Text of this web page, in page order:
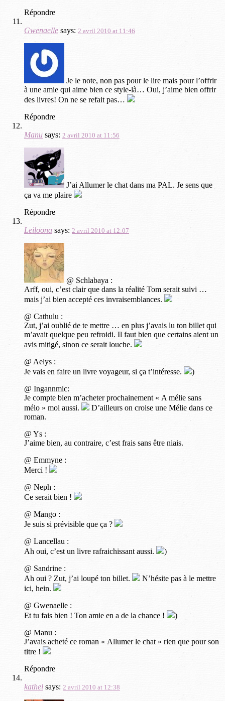
Répondre
Gwenaelle says: 2 avril 2010 at 11:46
Je le note, non pas pour le lire mais pour l’offrir
à une amie qui aime bien ce style-là… Oui, j’aime bien offrir
des livres! On ne se refait pas…
Répondre
Manu says: 2 avril 2010 at 11:56
J’ai Allumer le chat dans ma PAL. Je sens que
ça va me plaire
Répondre
Leiloona says: 2 avril 2010 at 12:07
@ Schlabaya :
Arff, oui, c’est clair que dans la réalité Tom serait suivi …
mais j’ai bien accepté ces invraisemblances.
@ Cathulu :
Zut, j’ai oublié de te mettre … en plus j’avais lu ton billet qui
m’avait quelque peu refroidi. Il faut bien que certains aient un
avis mitigé, sinon ce serait louche.
@ Aelys :
Je vais en faire un livre voyageur, si ça t’intéresse.
)
@ Ingannmic:
Je compte bien m’acheter prochainement « A mélie sans
mélo » moi aussi.
D’ailleurs on croise une Mélie dans ce
roman.
@ Ys :
J’aime bien, au contraire, c’est frais sans être niais.
@ Emmyne :
Merci !
@ Neph :
Ce serait bien !
@ Mango :
Je suis si prévisible que ça ?
@ Lancellau :
Ah oui, c’est un livre rafraichissant aussi.
)
@ Sandrine :
Ah oui ? Zut, j’ai loupé ton billet.
N’hésite pas à le mettre
ici, hein.
@ Gwenaelle :
Et tu fais bien ! Ton amie en a de la chance !
)
@ Manu :
J’avais acheté ce roman « Allumer le chat » rien que pour son
titre !
Répondre
kathel says: 2 avril 2010 at 12:38